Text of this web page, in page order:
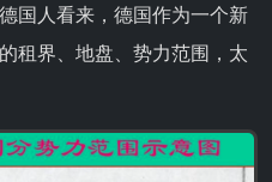
国人看来，德国作为一个新
租界、地盘、势力范围，太